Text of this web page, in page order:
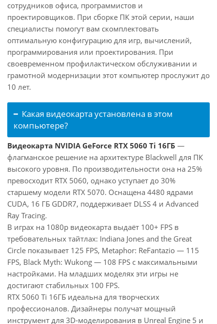
сотрудников офиса, программистов и
проектировщиков. При сборке ПК этой серии, наши
специалисты помогут вам скомплектовать
оптимальную конфигурацию для игр, вычислений,
программирования или проектирования. При
своевременном профилактическом обслуживании и
грамотной модернизации этот компьютер прослужит до
10 лет.
Какая видеокарта установлена в этом
компьютере?
Видеокарта NVIDIA GeForce RTX 5060 Ti 16ГБ —
флагманское решение на архитектуре Blackwell для ПК
высокого уровня. По производительности она на 25%
превосходит RTX 5060, однако уступает до 30%
старшему модели RTX 5070. Оснащена 4480 ядрами
CUDA, 16 ГБ GDDR7, поддерживает DLSS 4 и Advanced
Ray Tracing.
В играх на 1080p видеокарта выдаёт 100+ FPS в
требовательных тайтлах: Indiana Jones and the Great
Circle показывает 125 FPS, Metaphor: ReFantazio — 115
FPS, Black Myth: Wukong — 108 FPS с максимальными
настройками. На младших моделях эти игры не
достигают стабильных 100 FPS.
RTX 5060 Ti 16ГБ идеальна для творческих
профессионалов. Дизайнеры получат мощный
инструмент для 3D-моделирования в Unreal Engine 5 и